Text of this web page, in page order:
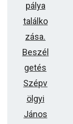
pálya
találko
zása.
Beszél
getés
Szépv
ölgyi
János